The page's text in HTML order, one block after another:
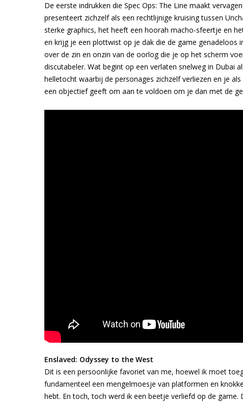
De eerste indrukken die Spec Ops: The Line maakt
presenteert zichzelf als een rechtlijnige kruising tussen
sterke graphics, het heeft een hoorah macho-sfeertje en
en krijg je een plottwist op je dak die de game genadeloos
over de zin en onzin van de oorlog die je op het scherm
discutabeler. Wat begint op een verlaten snelweg in
helletocht waarbij de personages zichzelf verliezen en je
een objectief geeft om aan te voldoen om je dan met de
Enslaved: Odyssey to the West
Dit is een persoonlijke favoriet van me, hoewel ik moet
fundamenteel een mengelmoesje van platformen en
hebt. En toch, toch werd ik een beetje verliefd op de